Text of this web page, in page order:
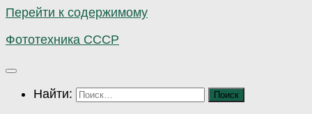
Перейти к содержимому
Фототехника СССР
Найти: